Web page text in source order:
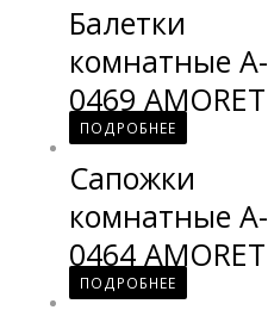
Балетки
комнатные A-
0469 AMORET
ПОДРОБНЕЕ
Сапожки
комнатные A-
0464 AMORET
ПОДРОБНЕЕ